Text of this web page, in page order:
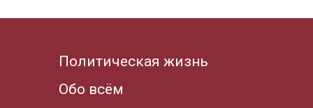
Политическая жизнь
Обо всём